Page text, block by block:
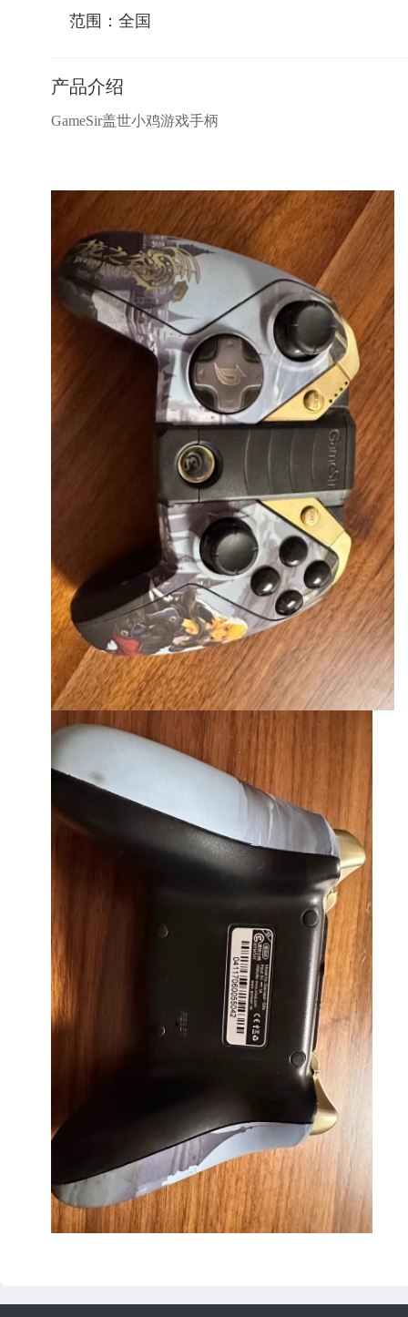
范围：全国
产品介绍
GameSir盖世小鸡游戏手柄